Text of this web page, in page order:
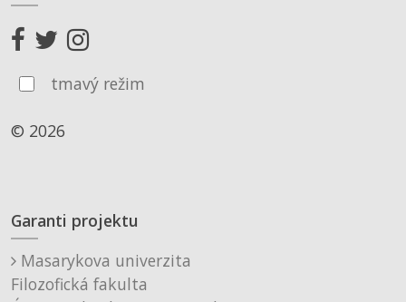
tmavý režim
© 2026
Garanti projektu
Masarykova univerzita
Filozofická fakulta